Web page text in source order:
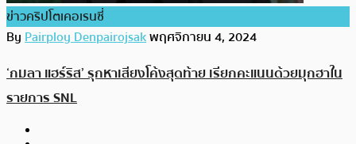
ข่าวคริปโตเคอเรนซี่
ByPairploy Denpairojsakพฤศจิกายน 4, 2024
‘กมลา แฮร์ริส’ รุกหาเสียงโค้งสุดท้าย เรียกคะแนนด้วยมุกฮาใน
รายการ SNL